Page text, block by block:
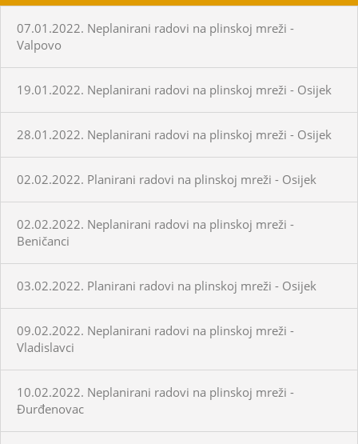
07.01.2022. Neplanirani radovi na plinskoj mreži -
Valpovo
19.01.2022. Neplanirani radovi na plinskoj mreži - Osijek
28.01.2022. Neplanirani radovi na plinskoj mreži - Osijek
02.02.2022. Planirani radovi na plinskoj mreži - Osijek
02.02.2022. Neplanirani radovi na plinskoj mreži -
Beničanci
03.02.2022. Planirani radovi na plinskoj mreži - Osijek
09.02.2022. Neplanirani radovi na plinskoj mreži -
Vladislavci
10.02.2022. Neplanirani radovi na plinskoj mreži -
Đurđenovac